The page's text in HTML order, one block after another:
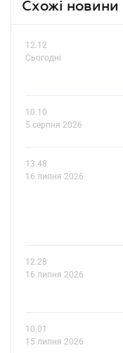
Схожі новини
12.12
Сьогодні
10.10
5 серпня 2026
13.48
16 липня 2026
12.28
16 липня 2026
10.01
15 липня 2026